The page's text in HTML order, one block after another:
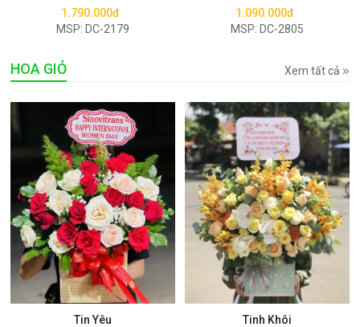
1.790.000đ
MSP: DC-2179
1.090.000đ
MSP: DC-2805
HOA GIỎ Xem tất cả
Tin Yêu
Mua ngay
Tinh Khôi
Mua ngay